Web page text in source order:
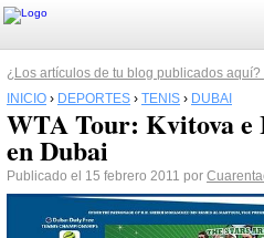
¿Los artículos de tu blog publicados aquí?
INICIO › DEPORTES › TENIS › DUBAI
WTA Tour: Kvitova e
en Dubai
Publicado el 15 febrero 2011 por